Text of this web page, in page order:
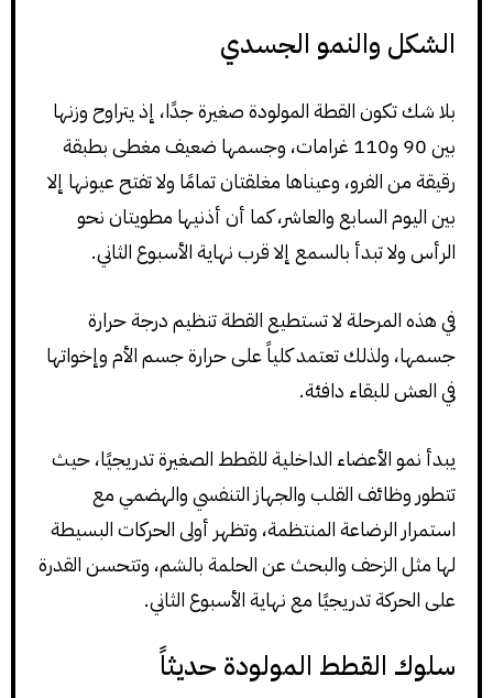
الشكل والنمو الجسدي
بلا شك تكون القطة المولودة صغيرة جدًا، إذ يتراوح وزنها
بين 90 و110 غرامات، وجسمها ضعيف مغطى بطبقة
رقيقة من الفرو، وعيناها مغلقتان تمامًا ولا تفتح عيونها إلا
بين اليوم السابع والعاشر، كما أن أذنيها مطويتان نحو
الرأس ولا تبدأ بالسمع إلا قرب نهاية الأسبوع الثاني.
في هذه المرحلة لا تستطيع القطة تنظيم درجة حرارة
جسمها، ولذلك تعتمد كلياً على حرارة جسم الأم وإخواتها
في العش للبقاء دافئة.
يبدأ نمو الأعضاء الداخلية للقطط الصغيرة تدريجيًا، حيث
تتطور وظائف القلب والجهاز التنفسي والهضمي مع
استمرار الرضاعة المنتظمة، وتظهر أولى الحركات البسيطة
لها مثل الزحف والبحث عن الحلمة بالشم، وتتحسن القدرة
على الحركة تدريجيًا مع نهاية الأسبوع الثاني.
سلوك القطط المولودة حديثاً